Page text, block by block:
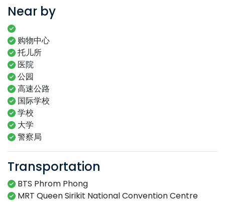
Near by
购物中心
托儿所
医院
公园
高速公路
国际学校
学校
大学
警察局
Transportation
BTS Phrom Phong
MRT Queen Sirikit National Convention Centre